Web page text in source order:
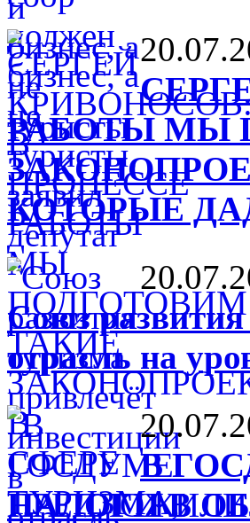
РАБОТЫ МЫ
КОТОРЫЕ
Союз развития
отрасль на
В
НАЛОГИ В